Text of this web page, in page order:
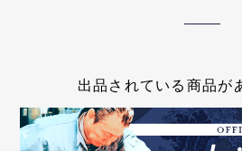
出品されている商品が